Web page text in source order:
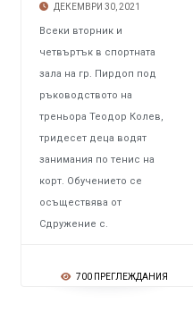
ДЕКЕМВРИ 30, 2021
Всеки вторник и
четвъртък в спортната
зала на гр. Пирдоп под
ръководството на
треньора Теодор Колев,
тридесет деца водят
занимания по тенис на
корт. Обучението се
осъществява от
Сдружение с.
700 ПРЕГЛЕЖДАНИЯ